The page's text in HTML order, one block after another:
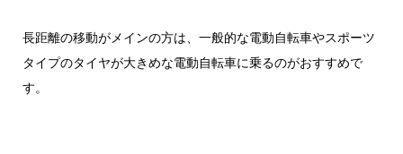
長距離の移動がメインの方は、一般的な電動自転車やスポーツ
タイプのタイヤが大きめな電動自転車に乗るのがおすすめで
す。